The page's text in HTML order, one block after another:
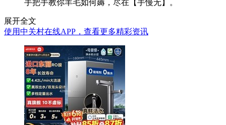
手把手教你羊毛如何薅，尽在【手慢无】。
展开全文
使用中关村在线APP，查看更多精彩资讯